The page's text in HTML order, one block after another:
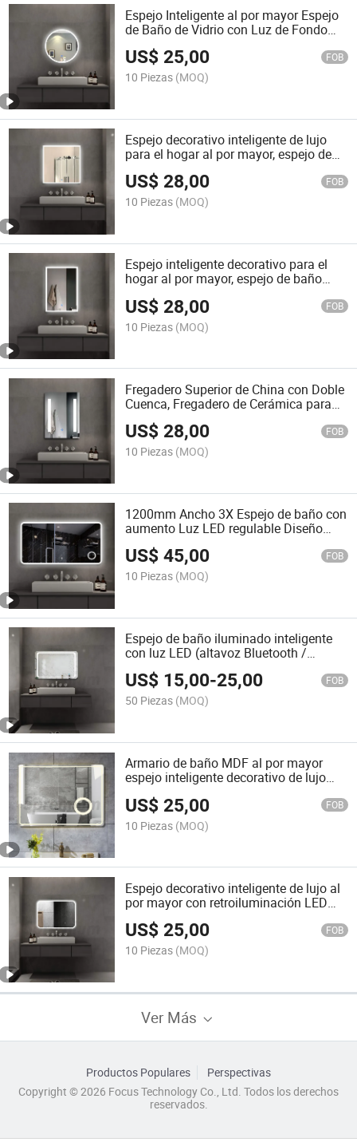
Espejo Inteligente al por mayor Espejo
de Baño de Vidrio con Luz de Fondo
LED Redondo Dimmable 5mm Grosor
Espejo de Baño LED
US$25,00 FOB
10 Piezas (MOQ)
Espejo decorativo inteligente de lujo
para el hogar al por mayor, espejo de
baño retroiluminado LED, espejo de
pared de vidrio, espejo de tocador sin
cobre, interruptor de tres colores
US$28,00 FOB
10 Piezas (MOQ)
Espejo inteligente decorativo para el
hogar al por mayor, espejo de baño
vidrio, espejo de tocador plateado,
espejo de baño con interruptor táctil
US$28,00 FOB
10 Piezas (MOQ)
Fregadero Superior de China con Doble
Cuenca, Fregadero de Cerámica para
Encimera Rectangular Certificado CE
60X80 Espejo de Baño Iluminado con
Luz LED
US$28,00 FOB
10 Piezas (MOQ)
1200mm Ancho 3X Espejo de baño con
aumento Luz LED regulable Diseño
clásico moderno Montado en la pared
MDF Unidades de tocador de hotel
US$45,00 FOB
10 Piezas (MOQ)
Espejo de baño iluminado inteligente
con luz LED (altavoz Bluetooth /
interruptor de sensor táctil)
US$ 15,00-25,00 FOB
50 Piezas (MOQ)
Armario de baño MDF al por mayor
espejo inteligente decorativo de lujo
en la pared
US$25,00 FOB
10 Piezas (MOQ)
Espejo decorativo inteligente de lujo al
por mayor con retroiluminación LED
para baño, espejo de pared con altavoz
Bluetooth
US$25,00 FOB
10 Piezas (MOQ)
Ver Más
Productos Populares
Perspectivas
Copyright © 2026 Focus Technology Co., Ltd. Todos los derechos
reservados.